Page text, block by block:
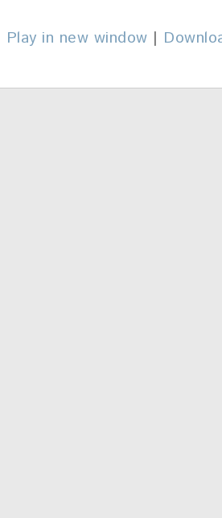
Play in new window |